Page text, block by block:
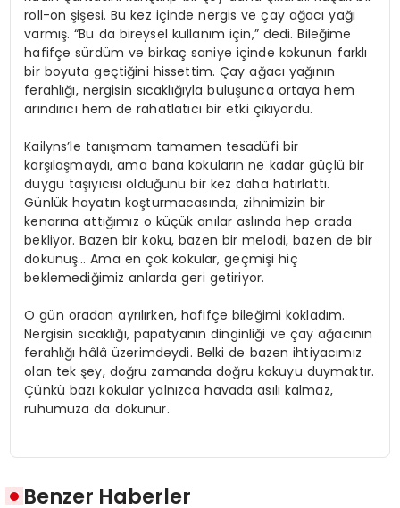
roll-on şişesi. Bu kez içinde nergis ve çay ağacı yağı
varmış. “Bu da bireysel kullanım için,” dedi. Bileğime
hafifçe sürdüm ve birkaç saniye içinde kokunun farklı
bir boyuta geçtiğini hissettim. Çay ağacı yağının
ferahlığı, nergisin sıcaklığıyla buluşunca ortaya hem
arındırıcı hem de rahatlatıcı bir etki çıkıyordu.
Kailyns’le tanışmam tamamen tesadüfi bir
karşılaşmaydı, ama bana kokuların ne kadar güçlü bir
duygu taşıyıcısı olduğunu bir kez daha hatırlattı.
Günlük hayatın koşturmacasında, zihnimizin bir
kenarına attığımız o küçük anılar aslında hep orada
bekliyor. Bazen bir koku, bazen bir melodi, bazen de bir
dokunuş… Ama en çok kokular, geçmişi hiç
beklemediğimiz anlarda geri getiriyor.
O gün oradan ayrılırken, hafifçe bileğimi kokladım.
Nergisin sıcaklığı, papatyanın dinginliği ve çay ağacının
ferahlığı hâlâ üzerimdeydi. Belki de bazen ihtiyacımız
olan tek şey, doğru zamanda doğru kokuyu duymaktır.
Çünkü bazı kokular yalnızca havada asılı kalmaz,
ruhumuza da dokunur.
Benzer Haberler